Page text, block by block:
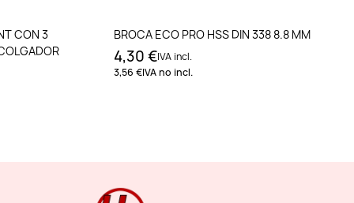
CON 3
Añadir al carrito
BROCA ECO PRO HSS DIN 338 8.8 MM
4,30 €IVA incl.
3,56 €IVA no incl.